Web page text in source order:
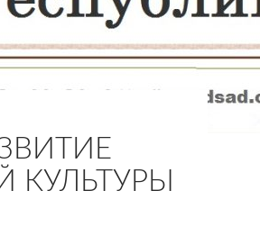
КУЛЬТУРЫ